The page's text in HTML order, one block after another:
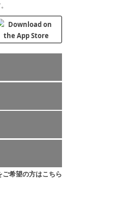
ご希望の方はこちら